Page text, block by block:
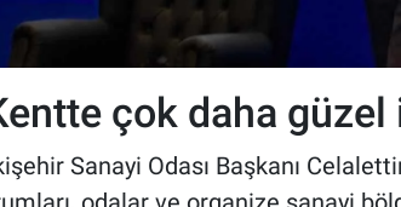
çok daha güzel
Sanayi Odası Başkanı